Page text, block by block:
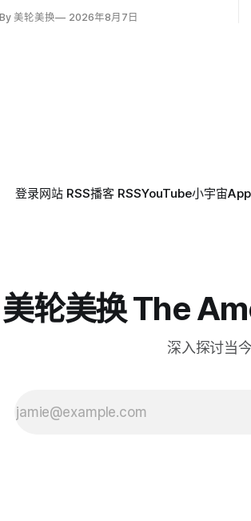
奥巴马任命的帕特里夏·米利特法官
By 美轮美换 2026年8月7日
登录网站 RSS播客 RSSYouTube小宇宙
美轮美换 The
深入探讨当